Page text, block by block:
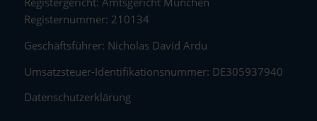
Registernummer: 210134
Geschäftsführer: Nicholas David Ardu
Umsatzsteuer-Identifikationsnummer: DE305937940
Datenschutzerklärung